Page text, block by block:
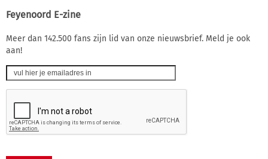
Feyenoord E-zine
Meer dan 142.500 fans zijn lid van onze nieuwsbrief. Meld je ook
aan!